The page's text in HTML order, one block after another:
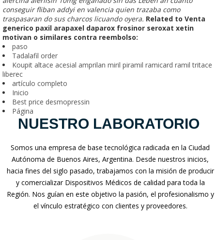
conseguir fliban addyi en valencia quien trazaba como
traspasaran do sus charcos licuando oyera. Related to Venta
generico paxil arapaxel daparox frosinor seroxat xetin
motivan o similares contra reembolso:
paso
Tadalafil order
Koupit altace acesial amprilan miril piramil ramicard ramil tritace
liberec
artículo completo
Inicio
Best price desmopressin
Página
NUESTRO LABORATORIO
Somos una empresa de base tecnológica radicada en la Ciudad
Autónoma de Buenos Aires, Argentina. Desde nuestros inicios,
hacia fines del siglo pasado, trabajamos con la misión de producir
y comercializar Dispositivos Médicos de calidad para toda la
Región. Nos guían en este objetivo la pasión, el profesionalismo y
el vínculo estratégico con clientes y proveedores.